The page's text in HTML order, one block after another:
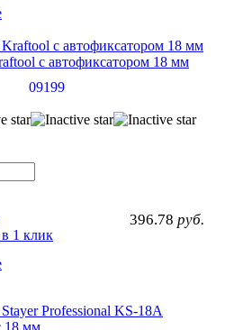
с автофиксатором 18 мм
09199
396.78 руб.
1 клик